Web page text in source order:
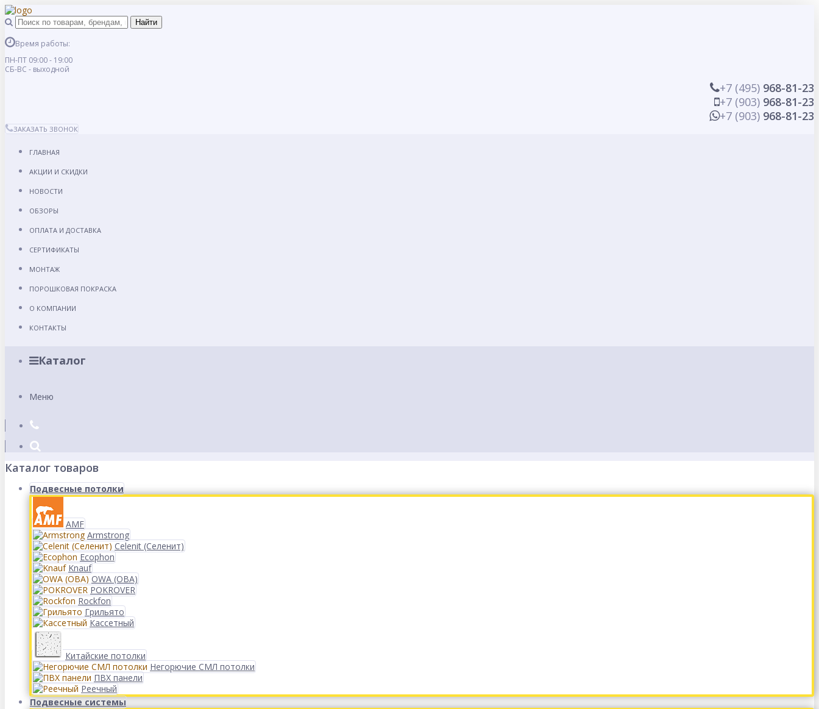
Время работы:
ПН-ПТ 09:00 - 19:00
СБ-ВС - выходной
+7 (495) 968-81-23
+7 (903) 968-81-23
+7 (903) 968-81-23
ЗАКАЗАТЬ ЗВОНОК
ГЛАВНАЯ
АКЦИИ И СКИДКИ
НОВОСТИ
ОБЗОРЫ
ОПЛАТА И ДОСТАВКА
СЕРТИФИКАТЫ
МОНТАЖ
ПОРОШКОВАЯ ПОКРАСКА
О КОМПАНИИ
КОНТАКТЫ
Каталог
Меню
Каталог товаров
Подвесные потолки
AMF
Armstrong
Celenit (Селенит)
Ecophon
Knauf
OWA (ОВА)
POKROVER
Rockfon
Грильято
Кассетный
Китайские потолки
Негорючие СМЛ потолки
ПВХ панели
Реечный
Подвесные системы